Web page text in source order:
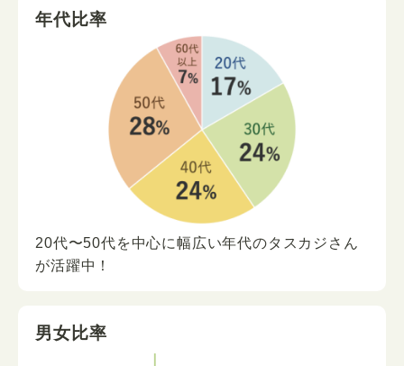
年代比率
20代〜50代を中心に幅広い年代のタスカジさん
が活躍中！
男女比率